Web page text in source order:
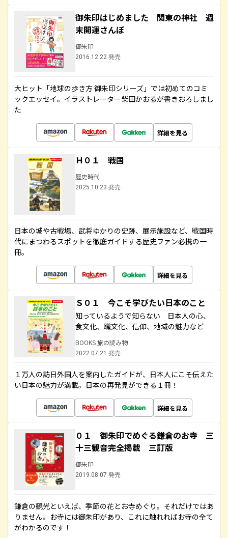
御朱印はじめました 関東の神社 週
末開運さんぽ
御朱印
2016.12.22 発売
大ヒット「地球の歩き方 御朱印シリーズ」では初めてのコミ
ックエッセイ。イラストレーター柴田かおるが書きおろしまし
た
詳細を見る
Ｈ０１ 戦国
歴史時代
2025.10.23 発売
日本の城や古戦場、武将ゆかりの史跡、展示施設など、戦国時
代にまつわるスポットを徹底ガイドする歴史ファン必携の一
冊。
詳細を見る
Ｓ０１ 今こそ学びたい日本のこと
知っているようで知らない 日本人の心、
食文化、職文化、信仰、地域の魅力など
BOOKS 旅の読み物
2022.07.21 発売
１万人の訪日外国人を案内したガイドが、日本人にこそ伝えた
い日本の魅力が満載。日本の再発見ができる１冊！
詳細を見る
０１ 御朱印でめぐる鎌倉のお寺 三
十三観音完全掲載 三訂版
御朱印
2019.08.07 発売
鎌倉の観光といえば、季節の花とお寺めぐり。それだけではあ
りません。お寺には御朱印があり、これに触れればお寺の全て
がわかるのです！